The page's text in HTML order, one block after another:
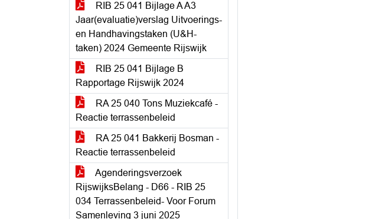
RIB 25 041 Bijlage A A3
Jaar(evaluatie)verslag Uitvoerings-
en Handhavingstaken (U&H-
taken) 2024 Gemeente Rijswijk
RIB 25 041 Bijlage B
Rapportage Rijswijk 2024
RA 25 040 Tons Muziekcafé -
Reactie terrassenbeleid
RA 25 041 Bakkerij Bosman -
Reactie terrassenbeleid
Agenderingsverzoek
RijswijksBelang - D66 - RIB 25
034 Terrassenbeleid- Voor Forum
Samenleving 3 juni 2025